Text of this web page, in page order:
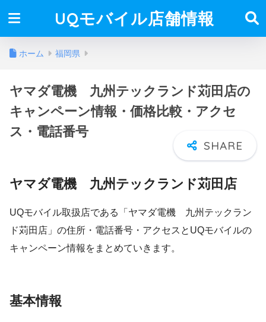
UQモバイル店舗情報
ホーム 福岡県
ヤマダ電機 九州テックランド苅田店の
キャンペーン情報・価格比較・アクセ
ス・電話番号
ヤマダ電機 九州テックランド苅田店
UQモバイル取扱店である「ヤマダ電機 九州テックラン
ド苅田店」の住所・電話番号・アクセスとUQモバイルの
キャンペーン情報をまとめていきます。
基本情報